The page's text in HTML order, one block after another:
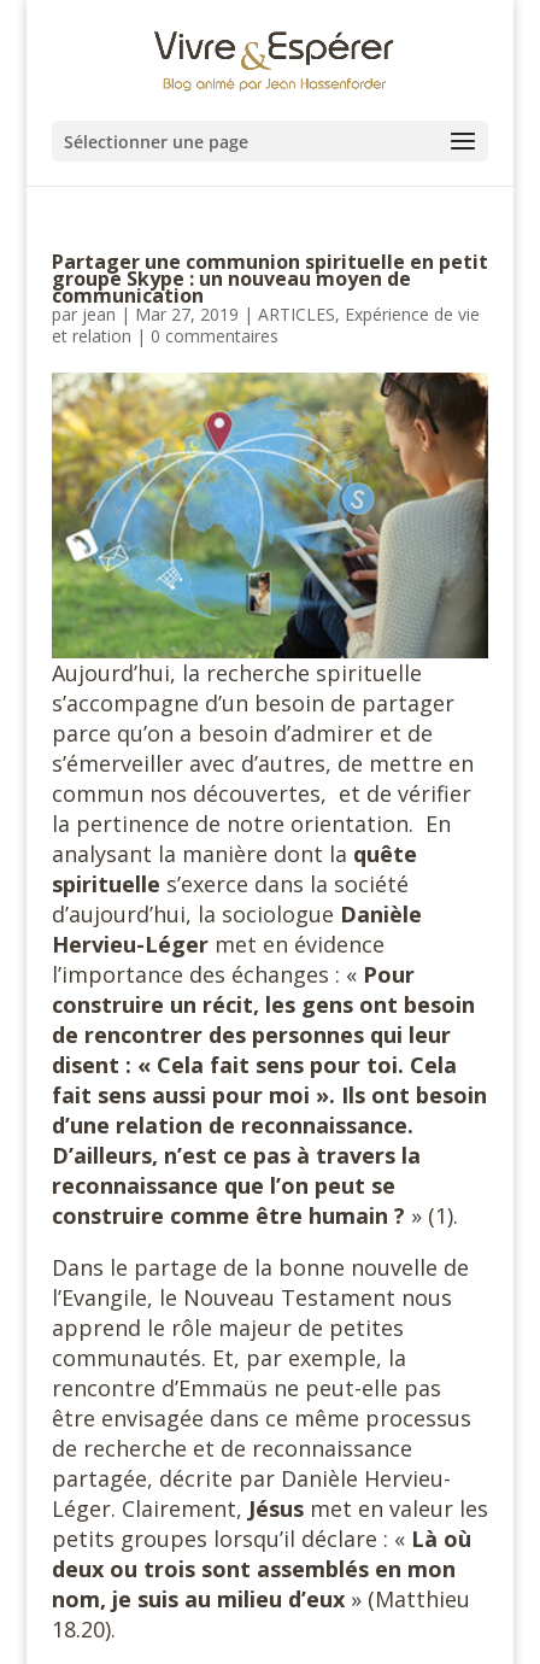
Sélectionner une page
Partager une communion spirituelle en petit
groupe Skype : un nouveau moyen de
communication
par jean | Mar 27, 2019 | ARTICLES, Expérience de vie
et relation | 0 commentaires
Aujourd’hui, la recherche spirituelle
s’accompagne d’un besoin de partager
parce qu’on a besoin d’admirer et de
s’émerveiller avec d’autres, de mettre en
commun nos découvertes, et de vérifier
la pertinence de notre orientation. En
analysant la manière dont la quête
spirituelle s’exerce dans la société
d’aujourd’hui, la sociologue Danièle
Hervieu-Légermet en évidence
l’importance des échanges : « Pour
construire un récit, les gens ont besoin
de rencontrer des personnes qui leur
disent : « Cela fait sens pour toi. Cela
fait sens aussi pour moi ». Ils ont besoin
d’une relation de reconnaissance.
D’ailleurs, n’est ce pas à travers la
reconnaissance que l’on peut se
construire comme être humain ? » (1).
Dans le partage de la bonne nouvelle de
l’Evangile, le Nouveau Testament nous
apprend le rôle majeur de petites
communautés. Et, par exemple, la
rencontre d’Emmaüs ne peut-elle pas
être envisagée dans ce même processus
de recherche et de reconnaissance
partagée, décrite par Danièle Hervieu-
Léger. Clairement, Jésusmet en valeur les
petits groupes lorsqu’il déclare : « Là où
deux ou trois sont assemblés en mon
nom, je suis au milieu d’eux » (Matthieu
18.20).